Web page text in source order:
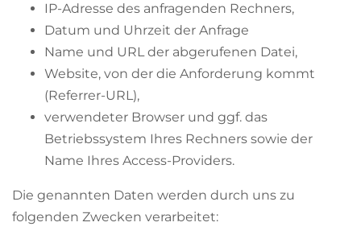
IP-Adresse des anfragenden Rechners,
Datum und Uhrzeit der Anfrage
Name und URL der abgerufenen Datei,
Website, von der die Anforderung kommt
(Referrer-URL),
verwendeter Browser und ggf. das
Betriebssystem Ihres Rechners sowie der
Name Ihres Access-Providers.
Die genannten Daten werden durch uns zu
folgenden Zwecken verarbeitet: